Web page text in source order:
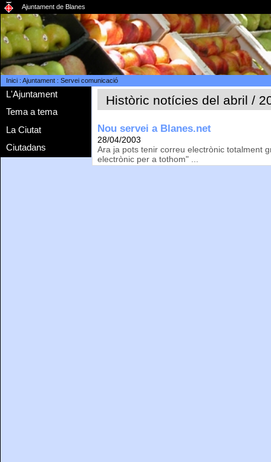
Ajuntament de Blanes
Inici: Ajuntament: Servei comunicació
L'Ajuntament
Tema a tema
La Ciutat
Ciutadans
Històric notícies del abril /
Nou servei a Blanes.net
28/04/2003
Ara ja pots tenir correu electrònic totalment
electrònic per a tothom" ...